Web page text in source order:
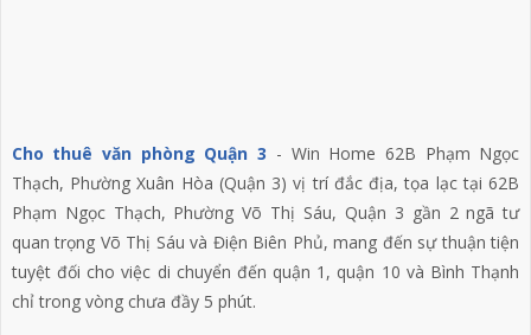
Cho thuê văn phòng Quận 3 - Win Home 62B Phạm Ngọc
Thạch, Phường Xuân Hòa (Quận 3) vị trí đắc địa, tọa lạc tại 62B
Phạm Ngọc Thạch, Phường Võ Thị Sáu, Quận 3 gần 2 ngã tư
quan trọng Võ Thị Sáu và Điện Biên Phủ, mang đến sự thuận tiện
tuyệt đối cho việc di chuyển đến quận 1, quận 10 và Bình Thạnh
chỉ trong vòng chưa đầy 5 phút.